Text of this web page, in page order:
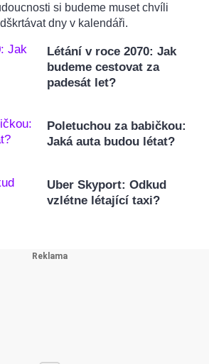
si budeme muset chvíli
dny v kalendáři.
Létání v roce 2070: Jak
budeme cestovat za
padesát let?
Poletuchou za babičkou:
Jaká auta budou létat?
Uber Skyport: Odkud
vzlétne létající taxi?